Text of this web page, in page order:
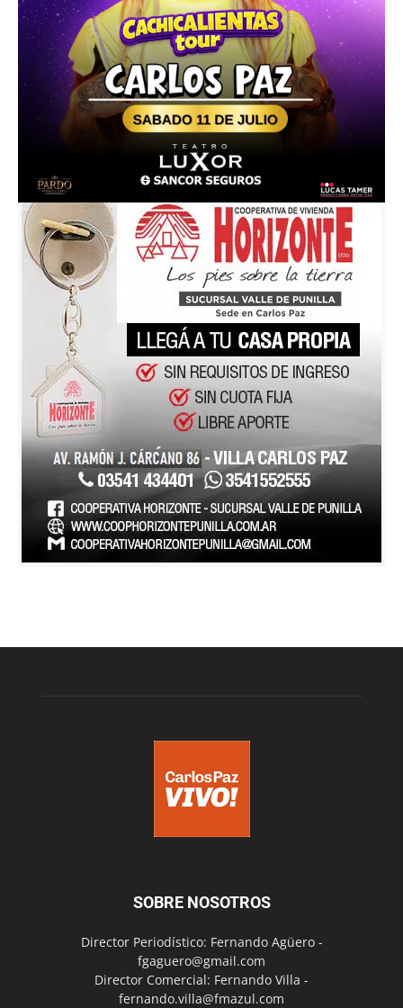
SOBRE NOSOTROS
Director Periodístico: Fernando Agüero -
fgaguero@gmail.com
Director Comercial: Fernando Villa -
fernando.villa@fmazul.com